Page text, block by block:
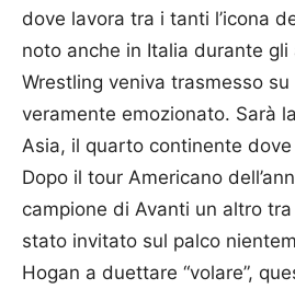
dove lavora tra i tanti l’icona
noto anche in Italia durante gli
Wrestling veniva trasmesso su
veramente emozionato. Sarà
Asia, il quarto continente dove
Dopo il tour Americano
campione di Avanti un altro tra
stato invitato sul palco
Hogan a duettare “volare”,